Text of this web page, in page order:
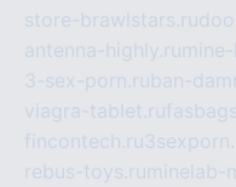
store-brawlstars.ru
antenna-highly.ru
3-sex-porn.ruban-
viagra-tablet.ru
fincontech.ru
rebus-toys.ru minelab-